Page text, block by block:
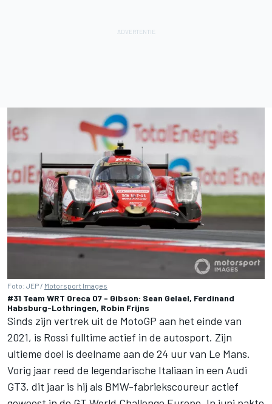
Foto: JEP / Motorsport Images
#31 Team WRT Oreca 07 - Gibson: Sean Gelael, Ferdinand
Habsburg-Lothringen, Robin Frijns
Sinds zijn vertrek uit de MotoGP aan het einde van
2021, is Rossi fulltime actief in de autosport. Zijn
ultieme doel is deelname aan de 24 uur van Le Mans.
Vorig jaar reed de legendarische Italiaan in een Audi
GT3, dit jaar is hij als BMW-fabriekscoureur actief